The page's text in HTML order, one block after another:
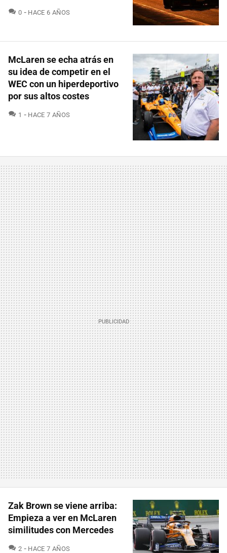
0 COMENTARIOS
HACE 6 AÑOS
McLaren se echa atrás en
su idea de competir en el
WEC con un hiperdeportivo
por sus altos costes
1 COMENTARIOS
HACE 7 AÑOS
Zak Brown se viene arriba:
Empieza a ver en McLaren
similitudes con Mercedes
2 COMENTARIOS
HACE 7 AÑOS